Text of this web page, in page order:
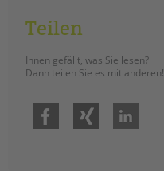
PRESSE
KONTAKT
Datenschutz
Hinweisgebersystem
Teilen
Ihnen gefällt, was Sie lesen?
Dann teilen Sie es mit anderen!
Facebook